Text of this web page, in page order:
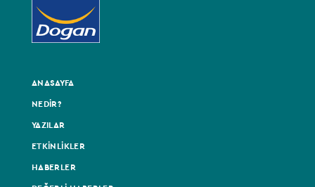
ANASAYFA
NEDİR?
YAZILAR
ETKİNLİKLER
HABERLER